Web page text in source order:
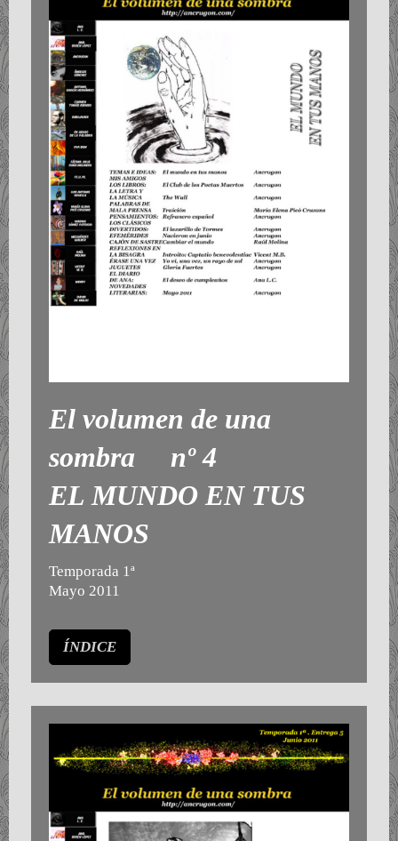
El volumen de una
sombra nº 4
EL MUNDO EN TUS
MANOS
Temporada 1ª
Mayo 2011
ÍNDICE